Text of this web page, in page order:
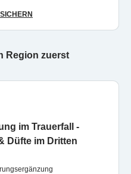
Region zuerst
im Trauerfall -
Düfte im Dritten